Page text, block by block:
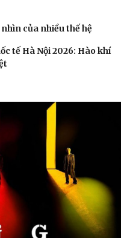
của nhiều thế hệ
tế Hà Nội 2026: Hào khí